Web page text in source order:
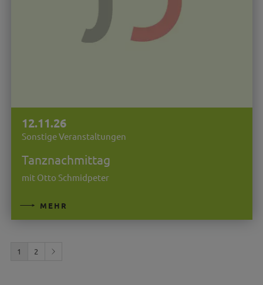
12.11.26
Sonstige Veranstaltungen
Tanznachmittag
mit Otto Schmidpeter
MEHR
1 2